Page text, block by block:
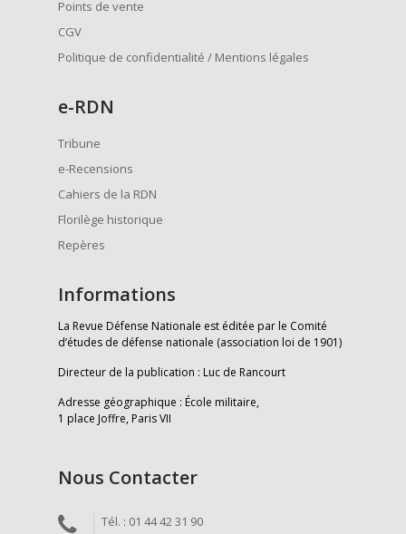
Points de vente
CGV
Politique de confidentialité / Mentions légales
e-RDN
Tribune
e-Recensions
Cahiers de la RDN
Florilège historique
Repères
Informations
La Revue Défense Nationale est éditée par le Comité
d’études de défense nationale (association loi de 1901)
Directeur de la publication : Luc de Rancourt
Adresse géographique : École militaire,
1 place Joffre, Paris VII
Nous Contacter
Tél. : 01 44 42 31 90